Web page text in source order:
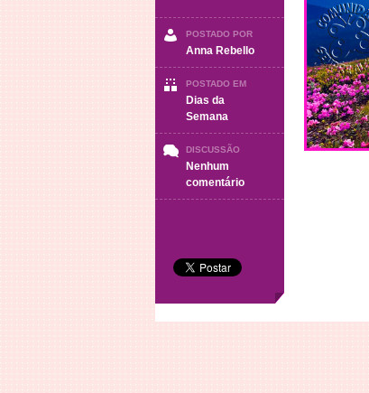
POSTADO POR
Anna Rebello
POSTADO EM
Dias da
Semana
DISCUSSÃO
Nenhum
comentárioem
Boa